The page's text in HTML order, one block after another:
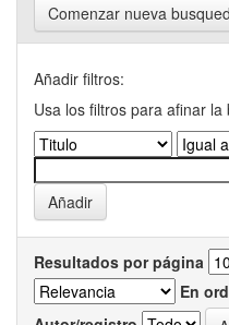
Comenzar nueva
Añadir filtros:
Usa los filtros para afinar la
Resultados por página
En